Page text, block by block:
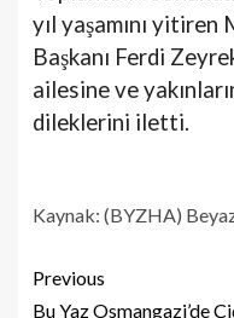
yıl yaşamını
Başkanı Ferdi
ailesine ve
dileklerini iletti.
Kaynak: (BYZHA)
Previous
Bu Yaz Osmangazi’de